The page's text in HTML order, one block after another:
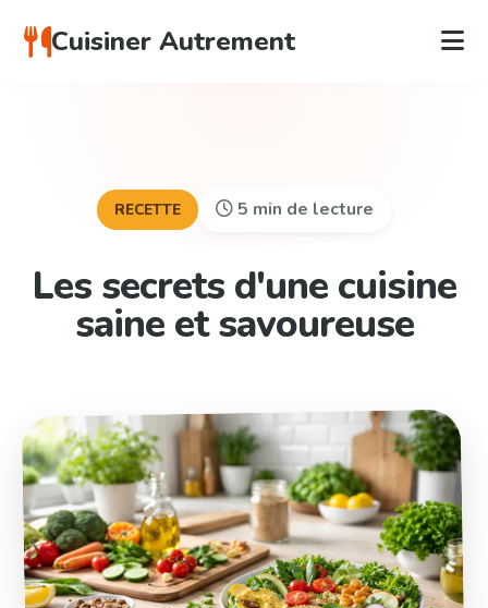
Cuisiner Autrement
RECETTE 5 min de lecture
Les secrets d'une cuisine
saine et savoureuse